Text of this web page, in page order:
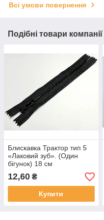
Всі умови повернення
Подібні товари компанії
Блискавка Трактор тип 5
«Лаковий зуб». (Один
бігунок) 18 см
12,60 ₴
Купити